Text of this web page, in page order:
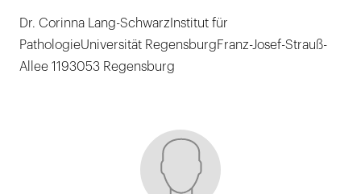
Dr. Corinna Lang-SchwarzInstitut für
PathologieUniversität RegensburgFranz-Josef-Strauß-
Allee 1193053 Regensburg